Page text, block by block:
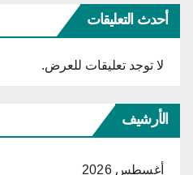
أحدث التعليقات
لا توجد تعليقات للعرض.
الأرشيف
أغسطس 2026